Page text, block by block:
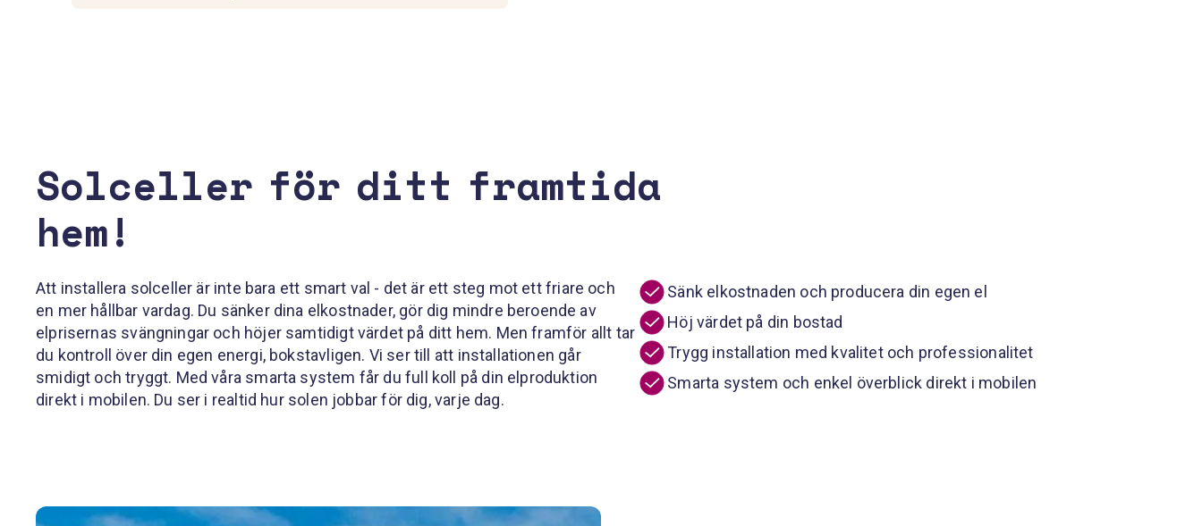
Solceller för ditt framtida
hem!
Att installera solceller är inte bara ett smart val - det är ett steg mot ett friare och
en mer hållbar vardag. Du sänker dina elkostnader, gör dig mindre beroende av
elprisernas svängningar och höjer samtidigt värdet på ditt hem. Men framför allt tar
du kontroll över din egen energi, bokstavligen. Vi ser till att installationen går
smidigt och tryggt. Med våra smarta system får du full koll på din elproduktion
direkt i mobilen. Du ser i realtid hur solen jobbar för dig, varje dag.
Sänk elkostnaden och producera din egen el
Höj värdet på din bostad
Trygg installation med kvalitet och professionalitet
Smarta system och enkel överblick direkt i mobilen